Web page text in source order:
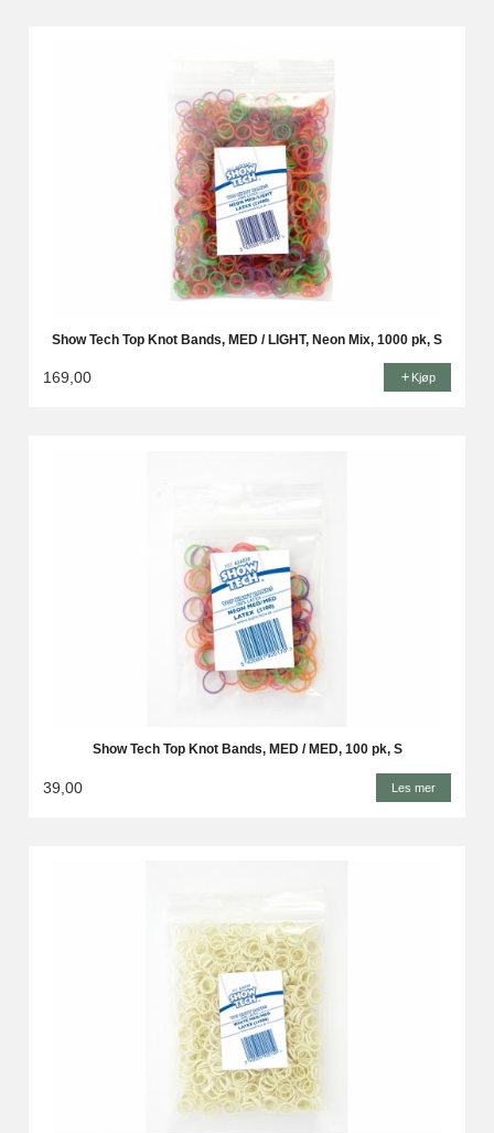
Show Tech Top Knot Bands, MED / LIGHT, Neon Mix, 1000 pk, S
169,00 Kjøp
Show Tech Top Knot Bands, MED / MED, 100 pk, S
39,00 Les mer